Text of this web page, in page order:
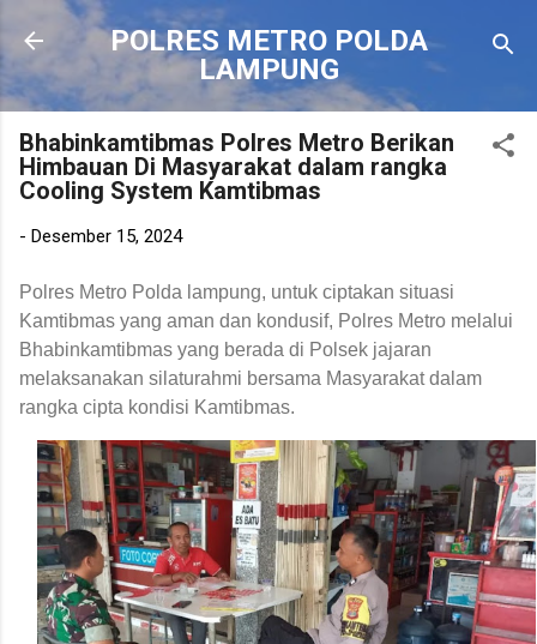
Langsung ke konten utama
POLRES METRO POLDA
LAMPUNG
Bhabinkamtibmas Polres Metro Berikan
Himbauan Di Masyarakat dalam rangka
Cooling System Kamtibmas
- Desember 15, 2024
Polres Metro Polda lampung, untuk ciptakan situasi
Kamtibmas yang aman dan kondusif, Polres Metro melalui
Bhabinkamtibmas yang berada di Polsek jajaran
melaksanakan silaturahmi bersama Masyarakat dalam
rangka cipta kondisi Kamtibmas.